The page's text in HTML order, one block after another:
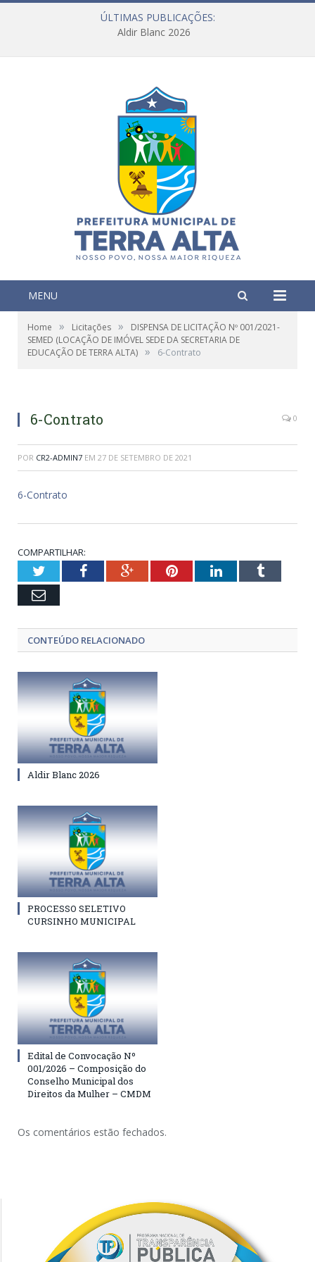
ÚLTIMAS PUBLICAÇÕES:
Aldir Blanc 2026
MENU
Home » Licitações »
DISPENSA DE LICITAÇÃO Nº 001/2021-
SEMED (LOCAÇÃO DE IMÓVEL SEDE DA SECRETARIA DE
EDUCAÇÃO DE TERRA ALTA) » 6-Contrato
6-Contrato 0
POR CR2-ADMIN7 EM 27 DE SETEMBRO DE 2021
6-Contrato
COMPARTILHAR:
TwitterFacebookGoogle+PinterestLinkedInTumblr
Email
CONTEÚDO RELACIONADO
Aldir Blanc 2026
PROCESSO SELETIVO
CURSINHO MUNICIPAL
Edital de Convocação Nº
001/2026 – Composição do
Conselho Municipal dos
Direitos da Mulher – CMDM
Os comentários estão fechados.